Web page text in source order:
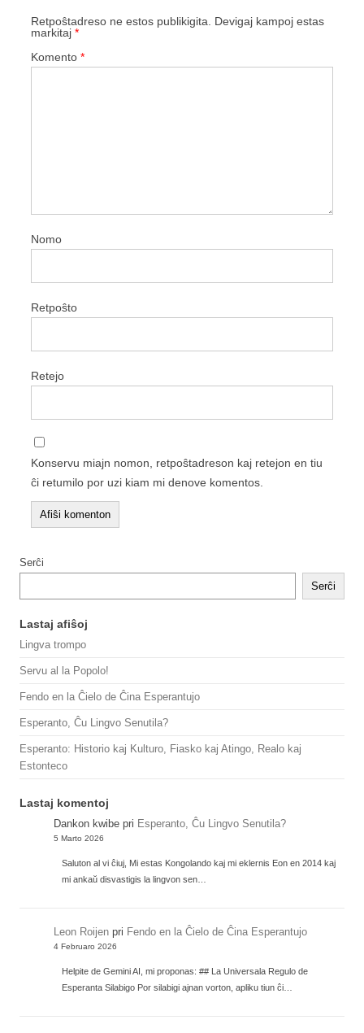
Retpoŝtadreso ne estos publikigita.
Devigaj kampoj estas
markitaj *
Komento *
Nomo
Retpoŝto
Retejo
Konservu miajn nomon, retpoŝtadreson kaj retejon en tiu
ĉi retumilo por uzi kiam mi denove komentos.
Serĉi
Serĉi
Lastaj afiŝoj
Lingva trompo
Servu al la Popolo!
Fendo en la Ĉielo de Ĉina Esperantujo
Esperanto, Ĉu Lingvo Senutila?
Esperanto: Historio kaj Kulturo, Fiasko kaj Atingo, Realo kaj
Estonteco
Lastaj komentoj
Dankon kwibe pri Esperanto, Ĉu Lingvo Senutila?
5 Marto 2026
Saluton al vi ĉiuj, Mi estas Kongolando kaj mi eklernis Eon en 2014 kaj
mi ankaŭ disvastigis la lingvon sen…
Leon Roijen pri Fendo en la Ĉielo de Ĉina Esperantujo
4 Februaro 2026
Helpite de Gemini AI, mi proponas: ## La Universala Regulo de
Esperanta Silabigo Por silabigi ajnan vorton, apliku tiun ĉi…